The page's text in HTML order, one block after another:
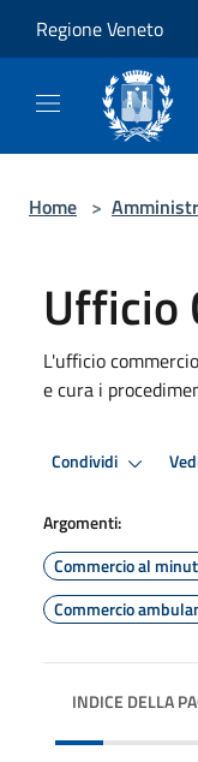
Regione Veneto
Home >
Ufficio
L'ufficio
e cura i
Condividi
Argomenti:
Commercio al
Commercio
INDICE DELLA